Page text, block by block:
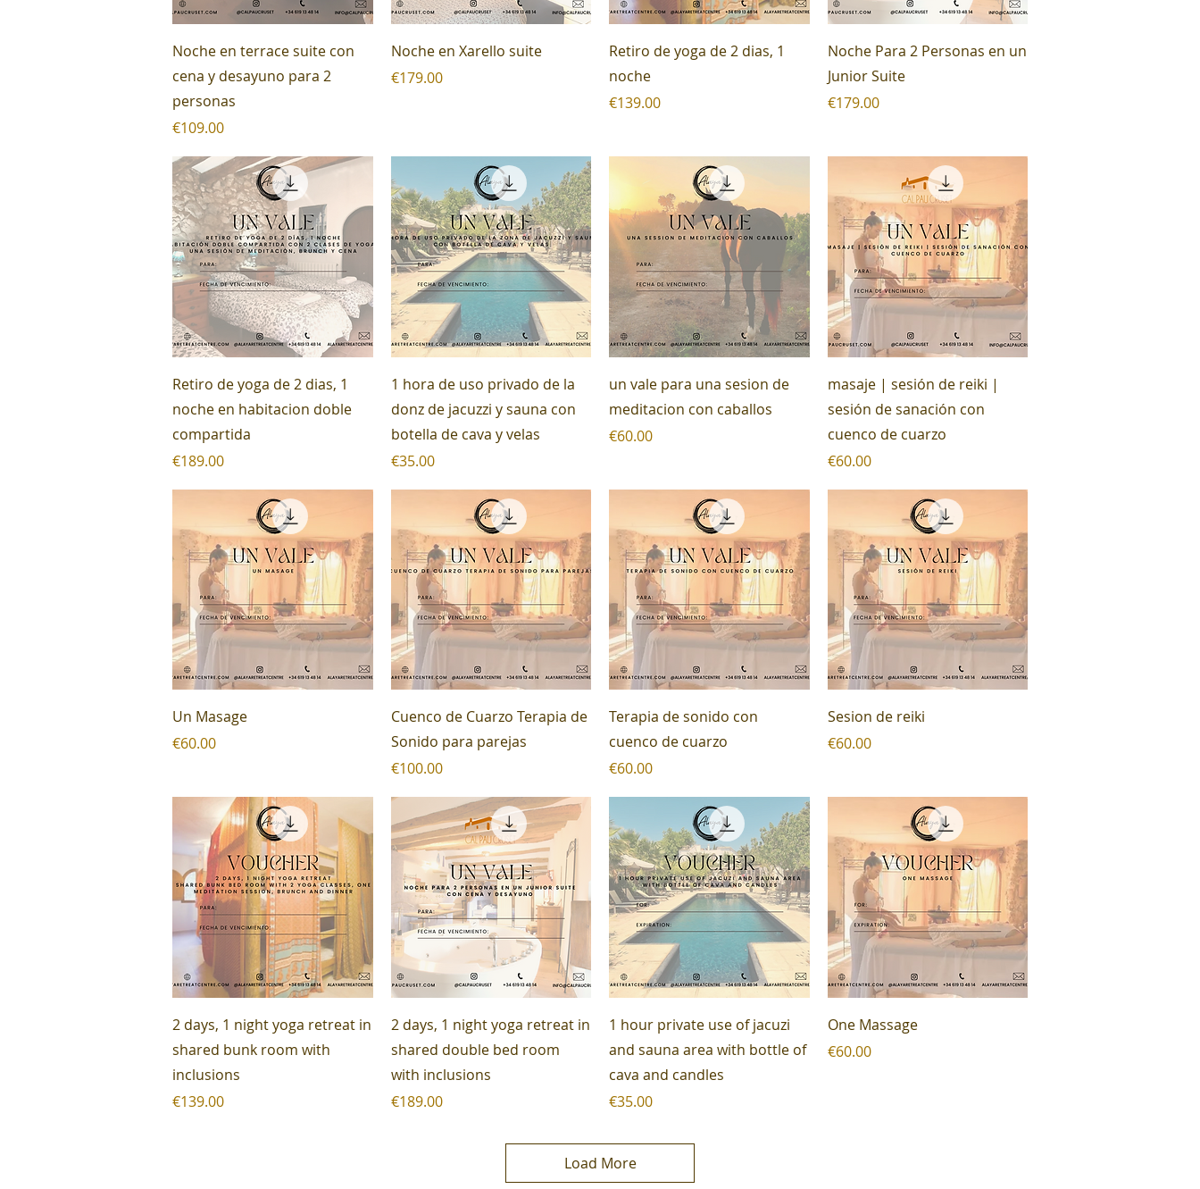
Quick View
Noche en terrace suite con
cena y desayuno para 2
personas
Price
€109.00
Quick View
Noche en Xarello suite
Price
€179.00
Quick View
Retiro de yoga de 2 dias, 1
noche
Price
€139.00
Quick View
Noche Para 2 Personas en un
Junior Suite
Price
€179.00
Quick View
Retiro de yoga de 2 dias, 1
noche en habitacion doble
compartida
Price
€189.00
Quick View
1 hora de uso privado de la
donz de jacuzzi y sauna con
botella de cava y velas
Price
€35.00
Quick View
un vale para una sesion de
meditacion con caballos
Price
€60.00
Quick View
masaje | sesión de reiki |
sesión de sanación con
cuenco de cuarzo
Price
€60.00
Quick View
Un Masage
Price
€60.00
Quick View
Cuenco de Cuarzo Terapia de
Sonido para parejas
Price
€100.00
Quick View
Terapia de sonido con
cuenco de cuarzo
Price
€60.00
Quick View
Sesion de reiki
Price
€60.00
Quick View
2 days, 1 night yoga retreat in
shared bunk room with
inclusions
Price
€139.00
Quick View
2 days, 1 night yoga retreat in
shared double bed room
with inclusions
Price
€189.00
Quick View
1 hour private use of jacuzi
and sauna area with bottle of
cava and candles
Price
€35.00
Quick View
One Massage
Price
€60.00
Load More